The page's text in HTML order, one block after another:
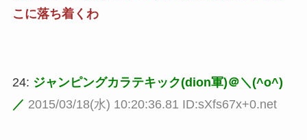
こに落ち着くわ
24: ジャンピングカラテキック(dion軍)＠＼(^o^)
／ 2015/03/18(水) 10:20:36.81 ID:sXfs67x+0.net